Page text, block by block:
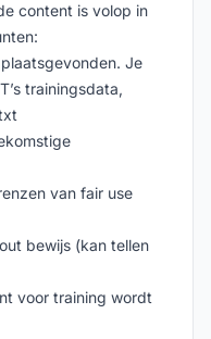
content is volop in
Je
trainingsdata,
van fair use
bewijs (kan tellen
voor training wordt